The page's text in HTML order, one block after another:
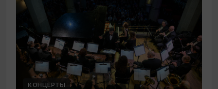
КОНЦЕРТЫ